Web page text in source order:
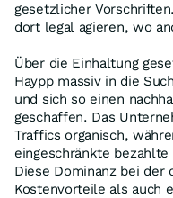
gesetzlicher
dort legal agieren, wo
Über die Einhaltung
Haypp massiv in die
und sich so einen
geschaffen. Das
Traffics organisch,
eingeschränkte
Diese Dominanz bei der
Kostenvorteile als auch